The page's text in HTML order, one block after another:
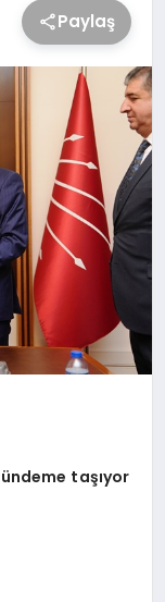
Paylaş
ündeme taşıyor